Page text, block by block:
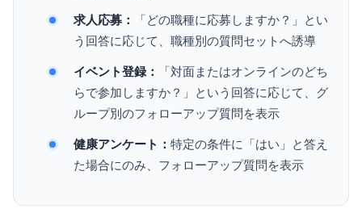
求人応募：
「どの職種に応募しますか？」とい
う回答に応じて、職種別の質問セットへ誘導
イベント登録：
「対面またはオンラインのどち
らで参加しますか？」という回答に応じて、グ
ループ別のフォローアップ質問を表示
健康アンケート： 特定の条件に「はい」と答え
た場合にのみ、フォローアップ質問を表示